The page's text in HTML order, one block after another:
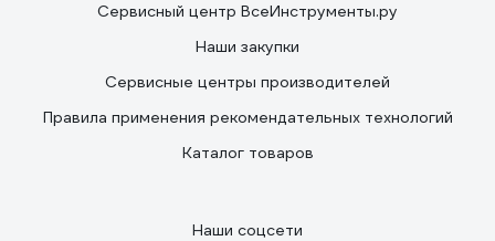
Сервисный центр ВсеИнструменты.ру
Наши закупки
Сервисные центры производителей
Правила применения рекомендательных технологий
Каталог товаров
Наши соцсети